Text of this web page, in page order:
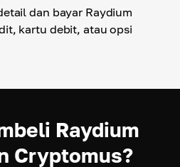
dan bayar Raydium
kartu debit, atau opsi
Raydium
Cryptomus?